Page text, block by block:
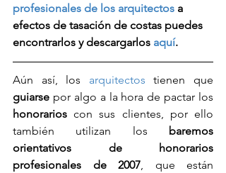
profesionales de los arquitectos a
efectos de tasación de costas puedes
encontrarlos y descargarlos aquí.
Aún así, los arquitectos
guiarse
honorarios con sus clientes, por ello
también utilizan los
baremos
orientativos de honorarios
profesionales de 2007, que están